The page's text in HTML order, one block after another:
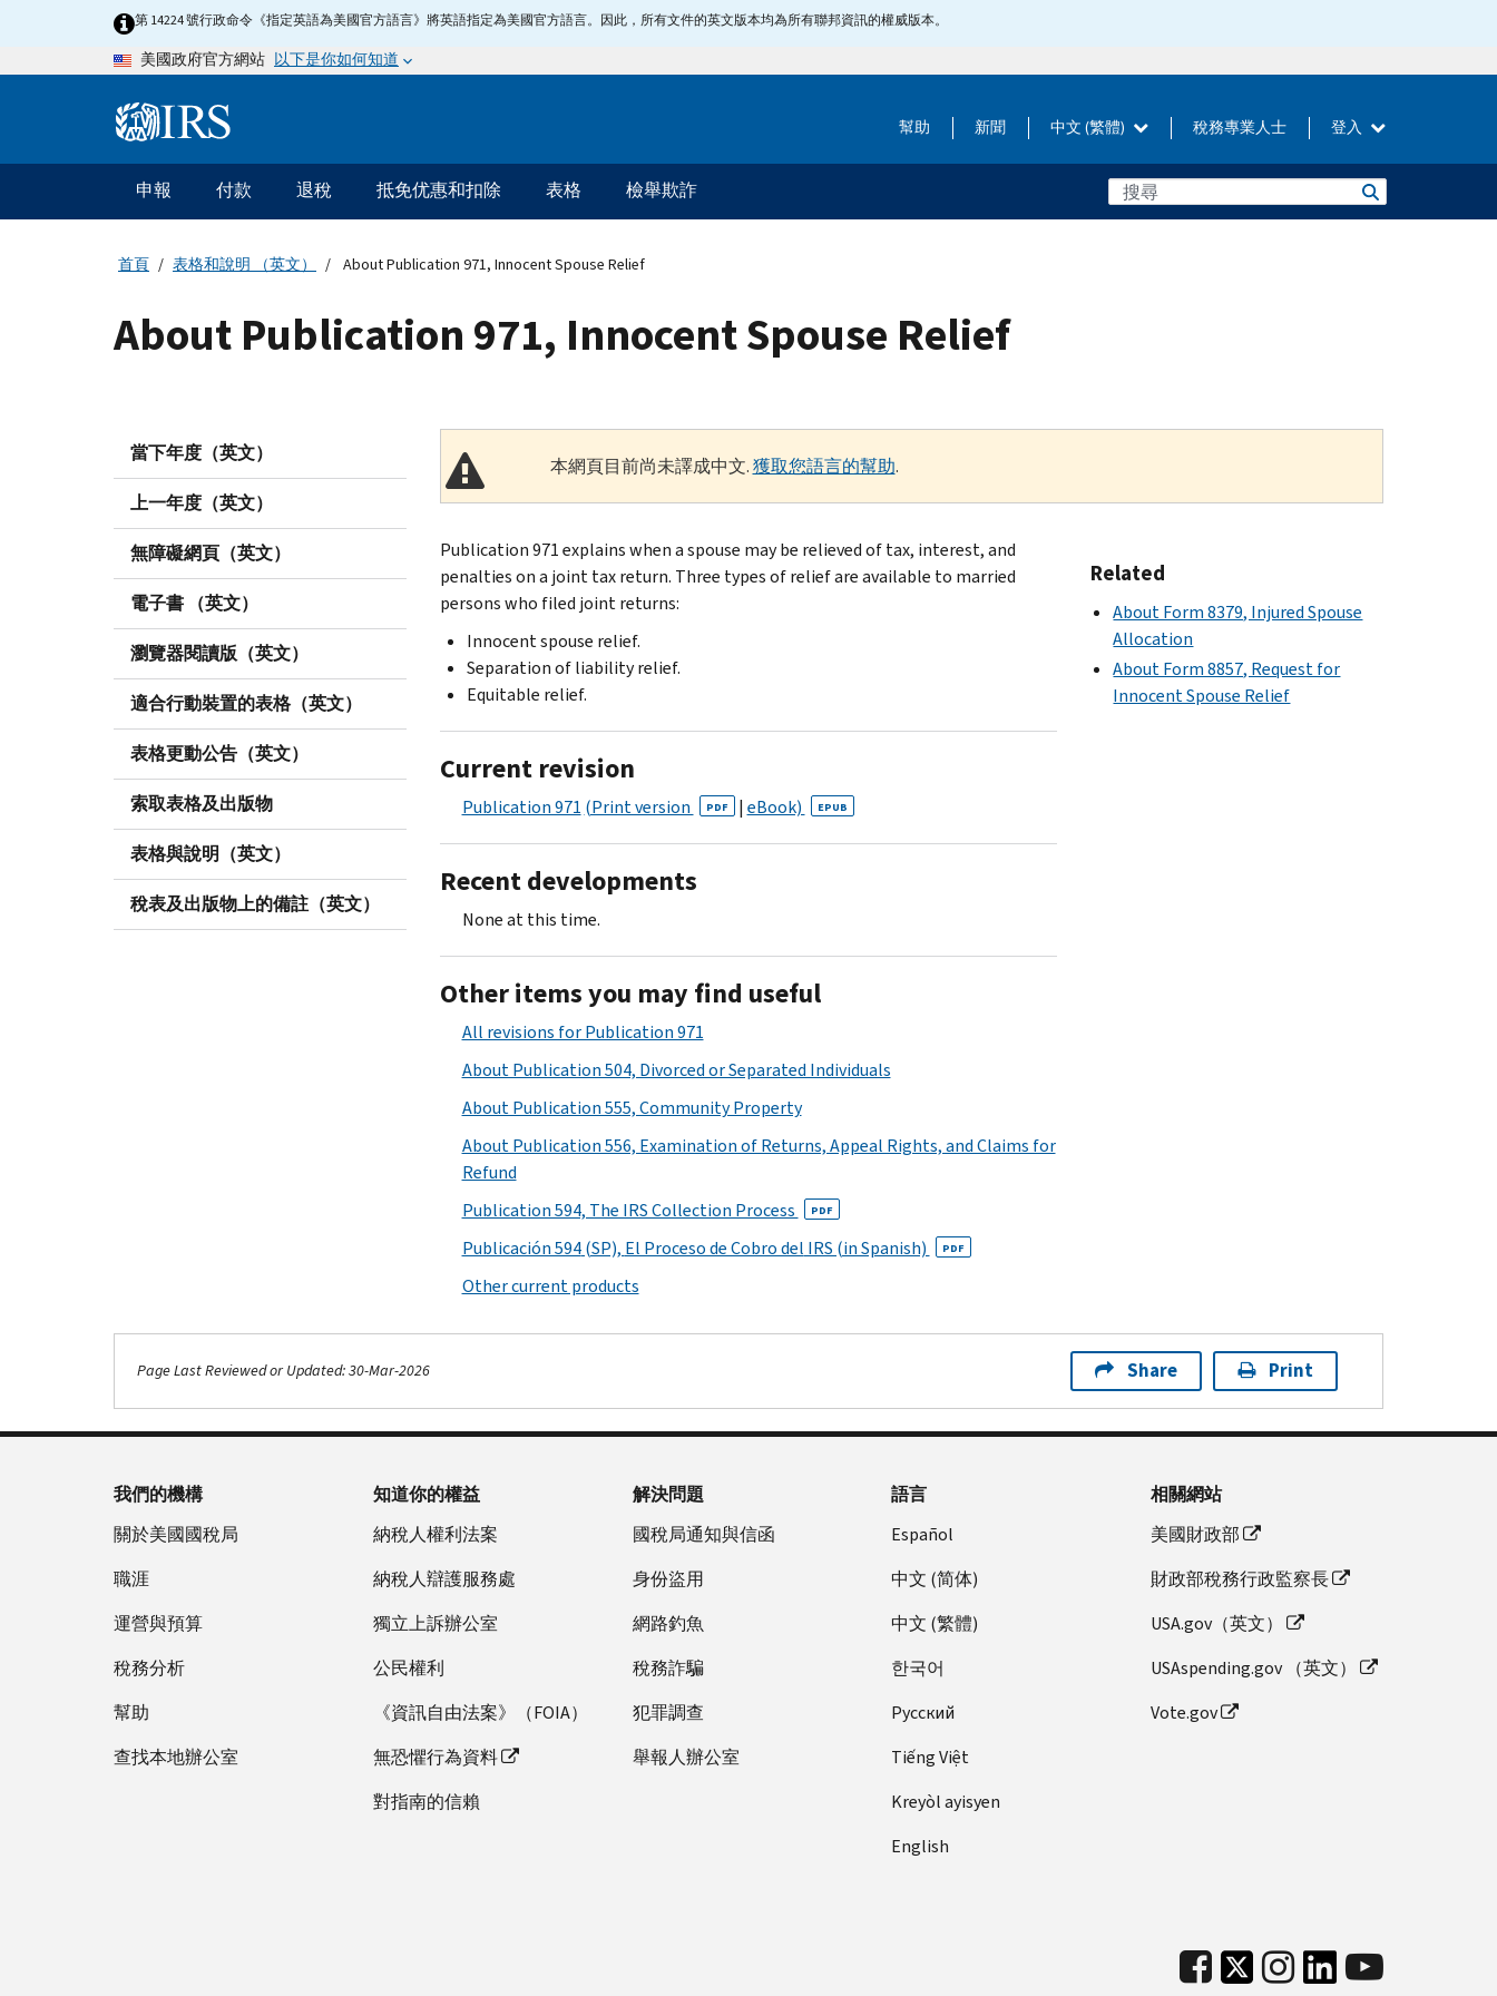
第 14224 號行政命令《指定英語為美國官方語言》將英語指定為美國官方語言。因此，所有文件的英文版本均為所有聯邦資訊的權威版本。
美國政府官方網站 以下是你如何知道
Information 幫助 新聞 中文 (繁體) 稅務專業人士 登入
主
要
導
申報 付款 退稅 抵免优惠和扣除 表格 檢舉欺詐
首頁 表格和說明 （英文） About Publication 971, Innocent Spouse Relief
About Publication 971, Innocent Spouse Relief
當下年度（英文）
上一年度（英文）
無障礙網頁（英文）
電子書 （英文）
瀏覽器閱讀版（英文）
適合行動裝置的表格（英文）
表格更動公告（英文）
索取表格及出版物
表格與說明（英文）
稅表及出版物上的備註（英文）
本網頁目前尚未譯成中文.獲取您語言的幫助.
Publication 971 explains when a spouse may be relieved of tax, interest, and
penalties on a joint tax return. Three types of relief are available to married
persons who filed joint returns:
Innocent spouse relief.
Separation of liability relief.
Equitable relief.
Current revision
Publication 971 (Print version PDF | eBook) EPUB
Recent developments
None at this time.
Other items you may find useful
All revisions for Publication 971
About Publication 504, Divorced or Separated Individuals
About Publication 555, Community Property
About Publication 556, Examination of Returns, Appeal Rights, and Claims for
Refund
Publication 594, The IRS Collection Process
PDF
Publicación 594(SP), El Proceso de Cobro del IRS (in Spanish) PDF
Other current products
Related
About Form 8379, Injured Spouse
Allocation
About Form 8857, Request for
Innocent Spouse Relief
Page Last Reviewed or Updated: 30-Mar-2026 Share Print
我們的機構
關於美國國稅局
職涯
運營與預算
稅務分析
幫助
查找本地辦公室
知道你的權益
納稅人權利法案
納稅人辯護服務處
獨立上訴辦公室
公民權利
《資訊自由法案》（FOIA）
無恐懼行為資料
對指南的信賴
解決問題
國稅局通知與信函
身份盜用
網路釣魚
稅務詐騙
犯罪調查
舉報人辦公室
語言
Español
中文 (简体)
中文 (繁體)
한국어
Pусский
Tiếng Việt
Kreyòl ayisyen
English
相關網站
美國財政部
財政部稅務行政監察長
USA.gov（英文）
USAspending.gov （英文）
Vote.gov